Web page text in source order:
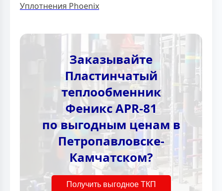
Уплотнения Phoenix
Заказывайте
Пластинчатый
теплообменник
Феникс APR-81
по выгодным ценам в
Петропавловске-
Камчатском?
Получить выгодное ТКП